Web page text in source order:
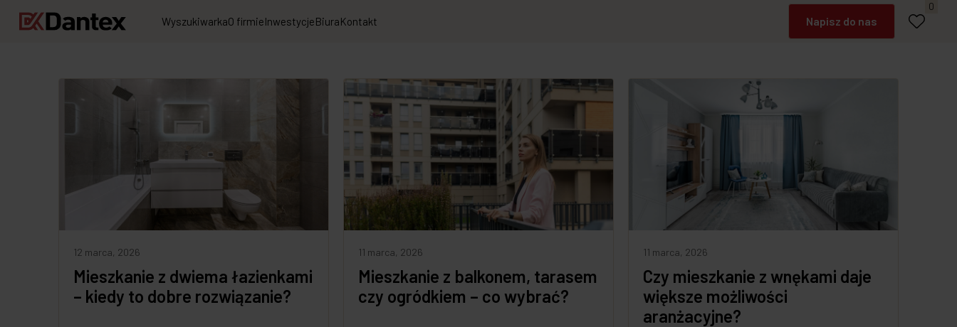
WyszukiwarkaO firmieInwestycjeBiuraKontakt
Napisz do nas
Zadzwoń
0
12 marca, 2026
Mieszkanie z dwiema łazienkami
– kiedy to dobre rozwiązanie?
11 marca, 2026
Mieszkanie z balkonem, tarasem
czy ogródkiem – co wybrać?
11 marca, 2026
Czy mieszkanie z wnękami daje
większe możliwości
aranżacyjne?